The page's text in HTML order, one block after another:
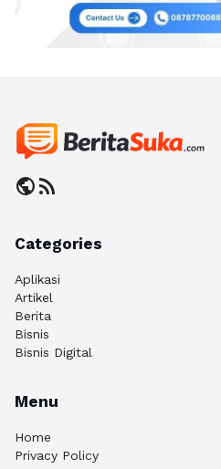
publicrss_feed
Categories
Aplikasi
Artikel
Berita
Bisnis
Bisnis Digital
Menu
Home
Privacy Policy